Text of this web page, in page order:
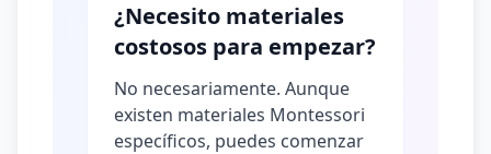
¿Necesito materiales
costosos para empezar?
No necesariamente. Aunque
existen materiales Montessori
específicos, puedes comenzar